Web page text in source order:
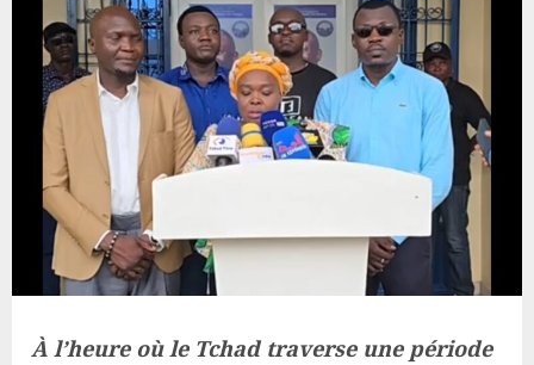
À l’heure où le Tchad traverse une période